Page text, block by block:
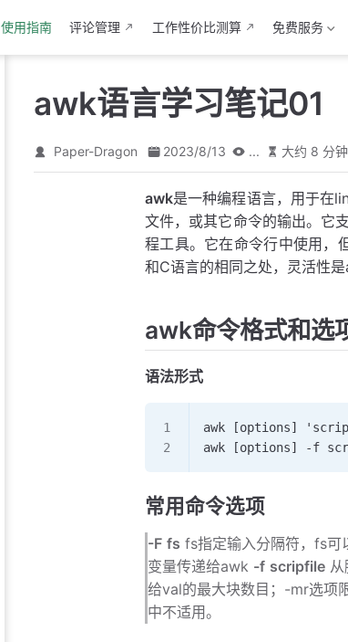
使用指南 评论管理 工作性价比测算 免费服务
awk语言学习笔记01
Paper-Dragon 2023/8/13 ... 大约 8 分钟
awk是一种编程语言，用于在
文件，或其它命令的输出。它
程工具。它在命令行中使用，
和C语言的相同之处，灵活性是
awk命令格式和选
语法形式
awk [options]
awk [options] -f
常用命令选项
-F fs fs指定输入分隔符，fs可
变量传递给awk -f scripfile
给val的最大块数目；-mr选项
中不适用。